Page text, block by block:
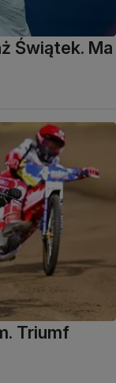
Świątek. Ma
Triumf